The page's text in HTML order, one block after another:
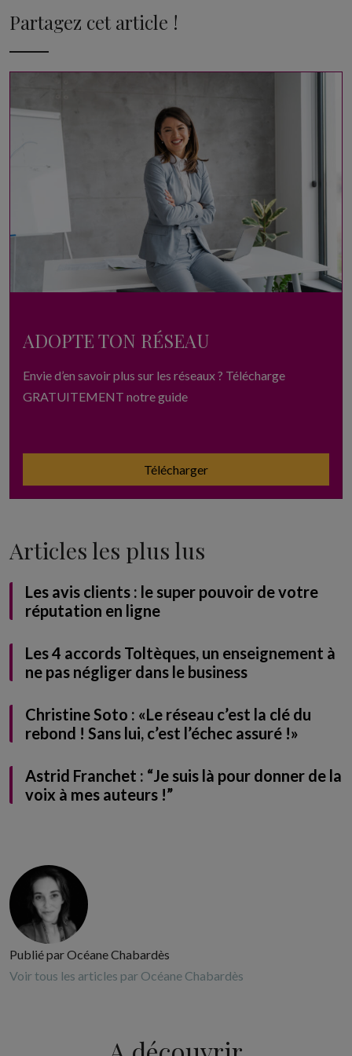
Partagez cet article !
ADOPTE TON RÉSEAU
Envie d’en savoir plus sur les réseaux ? Télécharge
GRATUITEMENT notre guide
Télécharger
Articles les plus lus
Les avis clients : le super pouvoir de votre
réputation en ligne
Les 4 accords Toltèques, un enseignement à
ne pas négliger dans le business
Christine Soto : «Le réseau c’est la clé du
rebond ! Sans lui, c’est l’échec assuré !»
Astrid Franchet : “Je suis là pour donner de la
voix à mes auteurs !”
Publié par Océane Chabardès
Voir tous les articles par Océane Chabardès